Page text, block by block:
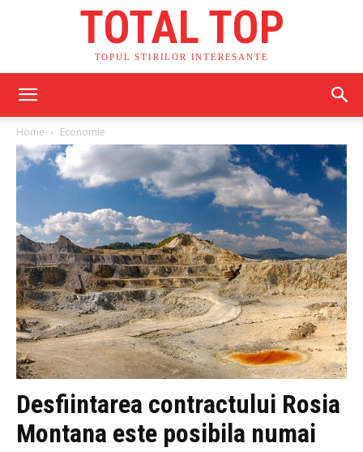
TOTAL TOP
TOPUL STIRILOR INTERESANTE
Home Economie
Desfiintarea contractului Rosia
Montana este posibila numai